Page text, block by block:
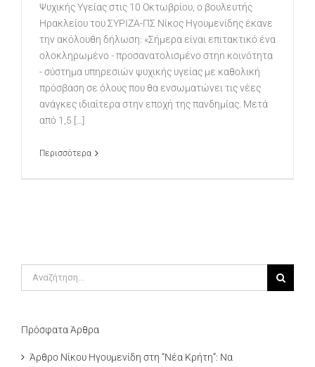
Ψυχικής Υγείας στις 10 Οκτωβρίου, ο βουλευτής
Ηρακλείου του ΣΥΡΙΖΑ-ΠΣ Νίκος Ηγουμενίδης έκανε
την ακόλουθη δήλωση: «Σήμερα είναι επιτακτικό ένα
ολοκληρωμένο - προσανατολισμένο στηn κοινότητα
- σύστημα υπηρεσιών ψυχικής υγείας με καθολική
πρόσβαση σε όλους που θα ενσωματώνει τις νέες
ανάγκες ιδιαίτερα στην εποχή της πανδημίας. Μετά
από 1,5 [...]
Περισσότερα
Αναζήτηση
Πρόσφατα Άρθρα
Άρθρο Νίκου Ηγουμενίδη στη “Νέα Κρήτη”: Να